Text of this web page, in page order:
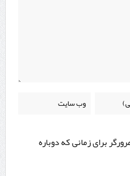
برای زمانی که دوباره